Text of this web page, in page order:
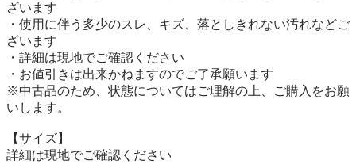
ざいます
・使用に伴う多少のスレ、キズ、落としきれない汚れなどご
ざいます
・詳細は現地でご確認ください
・お値引きは出来かねますのでご了承願います
※中古品のため、状態についてはご理解の上、ご購入をお願
いします。
【サイズ】
詳細は現地でご確認ください